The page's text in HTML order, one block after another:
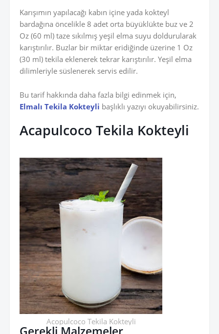
Karışımın yapılacağı kabın içine yada kokteyl
bardağına öncelikle 8 adet orta büyüklükte buz ve 2
Oz (60 ml) taze sıkılmış yeşil elma suyu doldurularak
karıştırılır. Buzlar bir miktar eridiğinde üzerine 1 Oz
(30 ml) tekila eklenerek tekrar karıştırılır. Yeşil elma
dilimleriyle süslenerek servis edilir.
Bu tarif hakkında daha fazla bilgi edinmek için,
Elmalı Tekila Kokteyli başlıklı yazıyı okuyabilirsiniz.
Acapulcoco Tekila Kokteyli
Acopulcoco Tekila Kokteyli